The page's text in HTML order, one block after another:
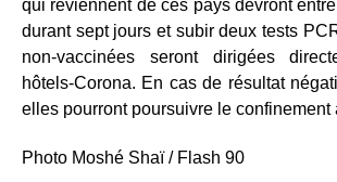
qui reviennent de ces pays devront
durant sept jours et subir deux tests
non-vaccinées seront dirigées
hôtels-Corona. En cas de résultat
elles pourront poursuivre le confinement
Photo Moshé Shaï / Flash 90